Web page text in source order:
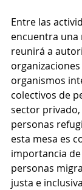
Entre las
encuentra una
reunirá a
organismos
colectivos de
sector
personas
esta mesa es
importancia
personas
justa e